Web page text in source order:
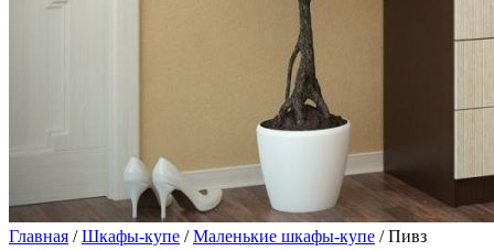
Главная /Шкафы-купе /Маленькие шкафы-купе / Пивз